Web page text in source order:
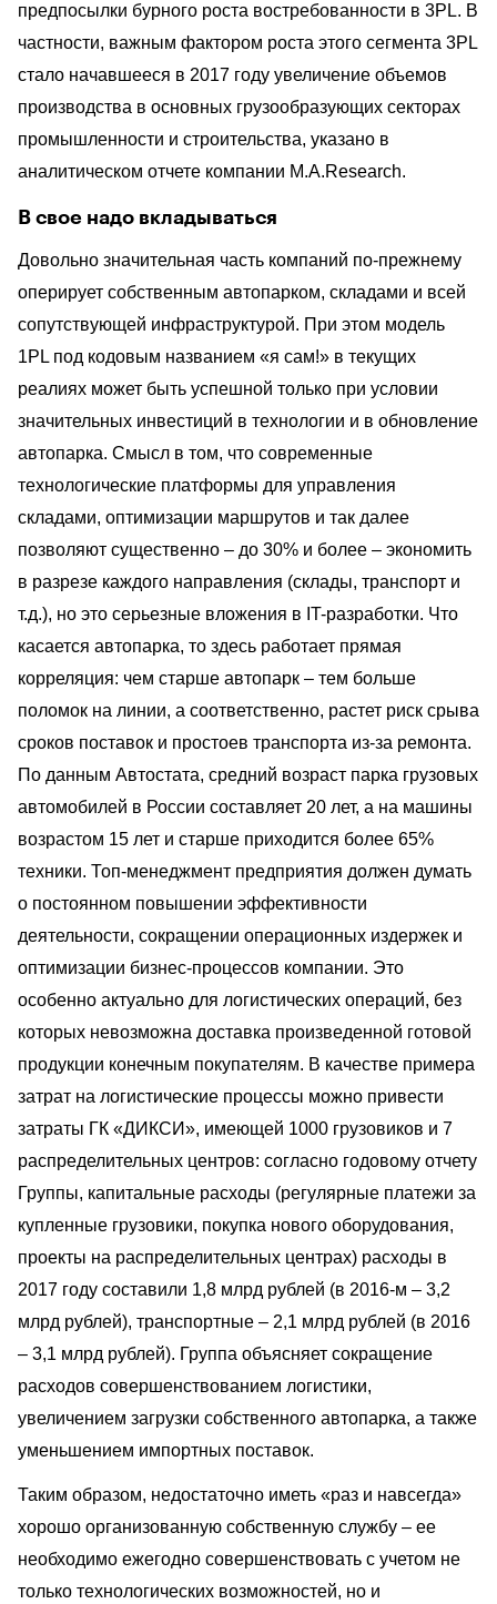
предпосылки бурного роста востребованности в 3PL. В
частности, важным фактором роста этого сегмента 3PL
стало начавшееся в 2017 году увеличение объемов
производства в основных грузообразующих секторах
промышленности и строительства, указано в
аналитическом отчете компании M.A.Research.
В свое надо вкладываться
Довольно значительная часть компаний по-прежнему
оперирует собственным автопарком, складами и всей
сопутствующей инфраструктурой. При этом модель
1PL под кодовым названием «я сам!» в текущих
реалиях может быть успешной только при условии
значительных инвестиций в технологии и в обновление
автопарка. Смысл в том, что современные
технологические платформы для управления
складами, оптимизации маршрутов и так далее
позволяют существенно – до 30% и более – экономить
в разрезе каждого направления (склады, транспорт и
т.д.), но это серьезные вложения в IT-разработки. Что
касается автопарка, то здесь работает прямая
корреляция: чем старше автопарк – тем больше
поломок на линии, а соответственно, растет риск срыва
сроков поставок и простоев транспорта из-за ремонта.
По данным Автостата, средний возраст парка грузовых
автомобилей в России составляет 20 лет, а на машины
возрастом 15 лет и старше приходится более 65%
техники. Топ-менеджмент предприятия должен думать
о постоянном повышении эффективности
деятельности, сокращении операционных издержек и
оптимизации бизнес-процессов компании. Это
особенно актуально для логистических операций, без
которых невозможна доставка произведенной готовой
продукции конечным покупателям. В качестве примера
затрат на логистические процессы можно привести
затраты ГК «ДИКСИ», имеющей 1000 грузовиков и 7
распределительных центров: согласно годовому отчету
Группы, капитальные расходы (регулярные платежи за
купленные грузовики, покупка нового оборудования,
проекты на распределительных центрах) расходы в
2017 году составили 1,8 млрд рублей (в 2016-м – 3,2
млрд рублей), транспортные – 2,1 млрд рублей (в 2016
– 3,1 млрд рублей). Группа объясняет сокращение
расходов совершенствованием логистики,
увеличением загрузки собственного автопарка, а также
уменьшением импортных поставок.
Таким образом, недостаточно иметь «раз и навсегда»
хорошо организованную собственную службу – ее
необходимо ежегодно совершенствовать с учетом не
только технологических возможностей, но и